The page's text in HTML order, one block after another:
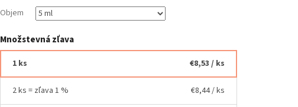
Objem
Množstevná zľava
1 ks €8,53 / ks
2 ks = zľava 1 % €8,44/ ks